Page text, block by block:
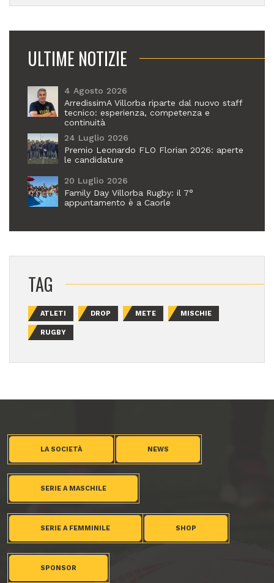
ULTIME NOTIZIE
4 Agosto 2026
ArredissimA Villorba riparte dal nuovo staff
tecnico: esperienza, competenza e
continuità
24 Luglio 2026
Premio Leonardo FLO Florian 2026: aperte
le candidature
20 Luglio 2026
Family Day Villorba Rugby: il 7°
appuntamento è a Caorle
TAG
ATLETI DROP METE MISCHIE
RUGBY
LA SOCIETÀ NEWS
SERIE A MASCHILE
SERIE A FEMMINILE SHOP
SPONSOR